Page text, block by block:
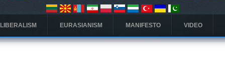
EURASIANISM MANIFESTO VIDEO